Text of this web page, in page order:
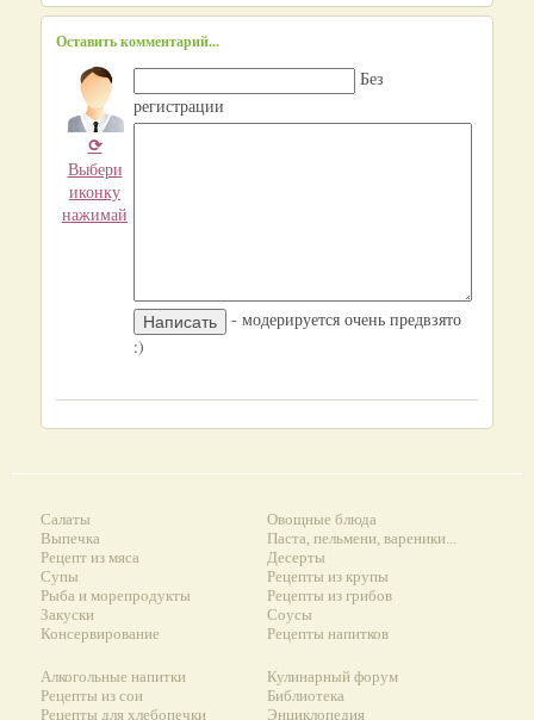
Оставить комментарий...
⟳
Выбери
иконку
нажимай
Без
регистрации
- модерируется очень предвзято
:)
Салаты
Выпечка
Рецепт из мяса
Супы
Рыба и морепродукты
Закуски
Консервирование
Овощные блюда
Паста, пельмени, вареники...
Десерты
Рецепты из крупы
Рецепты из грибов
Соусы
Рецепты напитков
Алкогольные напитки
Рецепты из сои
Рецепты для хлебопечки
Кулинарный форум
Библиотека
Энциклопедия